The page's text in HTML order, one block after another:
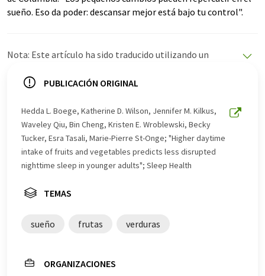
sueño. Eso da poder: descansar mejor está bajo tu control".
Nota: Este artículo ha sido traducido utilizando un
ofrece estas traducciones automáticas para presentar
este artículo ha sido traducido con traducción
automática, es posible que contenga errores de
vocabulario, sintaxis o gramática. El artículo original en
Inglés se puede encontraraquí
PUBLICACIÓN ORIGINAL
Hedda L. Boege, Katherine D. Wilson, Jennifer M. Kilkus,
Waveley Qiu, Bin Cheng, Kristen E. Wroblewski, Becky
Tucker, Esra Tasali, Marie-Pierre St-Onge; "Higher daytime
intake of fruits and vegetables predicts less disrupted
nighttime sleep in younger adults"; Sleep Health
TEMAS
sueño frutas verduras
ORGANIZACIONES